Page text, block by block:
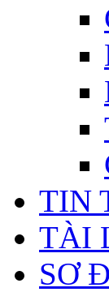
TIN
TÀI
SƠ